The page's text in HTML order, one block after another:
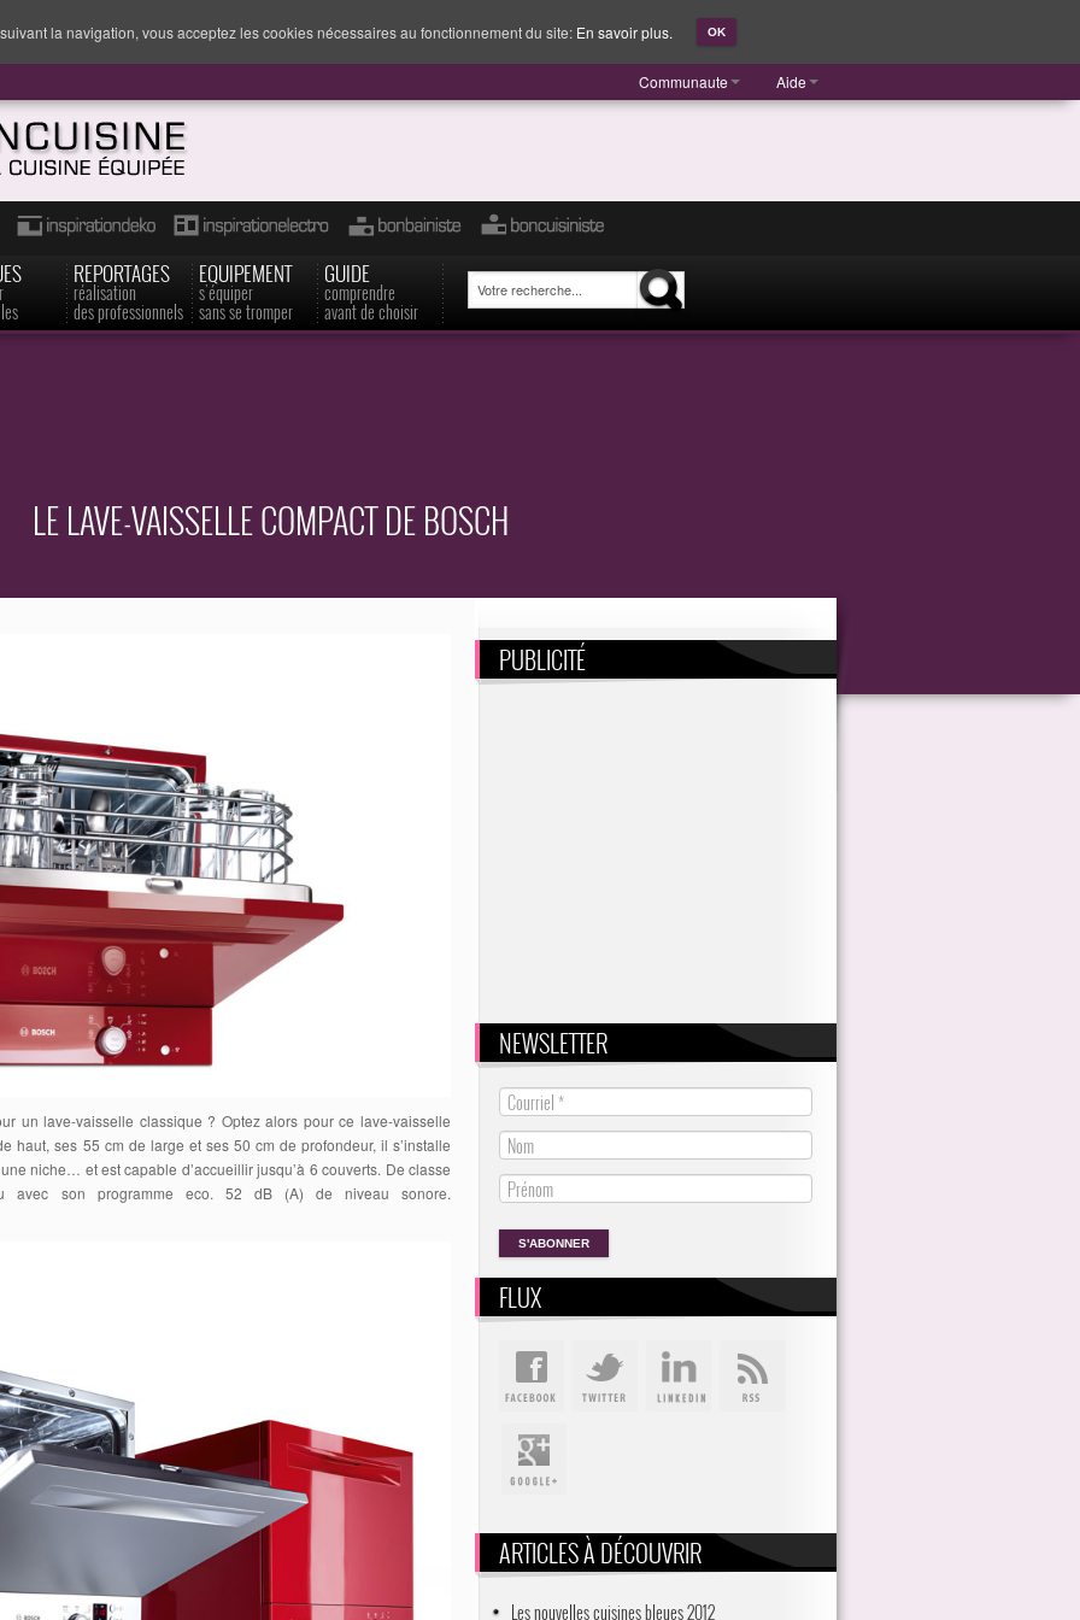
Communaute Aide
REPORTAGES
réalisation
des professionnels
EQUIPEMENT
s'équiper
sans se tromper
GUIDE
comprendre
avant de choisir
LE LAVE-VAISSELLE COMPACT DE BOSCH
un lave-vaisselle classique ? Optez alors pour ce lave-vaisselle
haut, ses 55 cm de large et ses 50 cm de profondeur, il s’installe
niche… et est capable d’accueillir jusqu’à 6 couverts. De classe
son programme eco. 52 dB (A) de niveau sonore.
PUBLICITÉ
NEWSLETTER
FLUX
ARTICLES À DÉCOUVRIR
Les nouvelles cuisines bleues 2012
la navigation, vous acceptez les cookies nécessaires au fonctionnement du site: En savoir plus. OK